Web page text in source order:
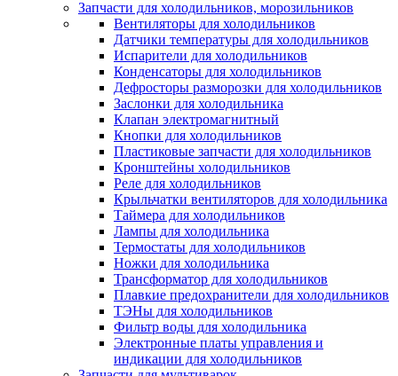
Запчасти для холодильников, морозильников
Вентиляторы для холодильников
Датчики температуры для холодильников
Испарители для холодильников
Конденсаторы для холодильников
Дефросторы разморозки для холодильников
Заслонки для холодильника
Клапан электромагнитный
Кнопки для холодильников
Пластиковые запчасти для холодильников
Кронштейны холодильников
Реле для холодильников
Крыльчатки вентиляторов для холодильника
Таймера для холодильников
Лампы для холодильника
Термостаты для холодильников
Ножки для холодильника
Трансформатор для холодильников
Плавкие предохранители для холодильников
ТЭНы для холодильников
Фильтр воды для холодильника
Электронные платы управления и
индикации для холодильников